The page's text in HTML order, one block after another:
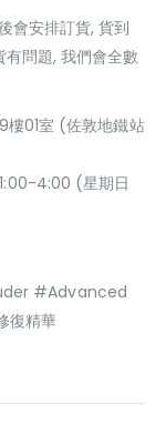
會安排訂貨, 貨到
問題, 我們會全數
01室 (佐敦地鐵站
4:00 (星期日
#Advanced
復精華